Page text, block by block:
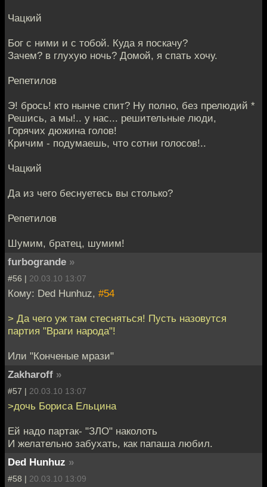
Чацкий
Бог с ними и с тобой. Куда я поскачу?
Зачем? в глухую ночь? Домой, я спать хочу.
Репетилов
Э! брось! кто нынче спит? Ну полно, без прелюдий *
Решись, а мы!.. у нас... решительные люди,
Горячих дюжина голов!
Кричим - подумаешь, что сотни голосов!..
Чацкий
Да из чего беснуетесь вы столько?
Репетилов
Шумим, братец, шумим!
furbogrande »
#56 | 20.03.10 13:07
Кому: Ded Hunhuz, #54
> Да чего уж там стесняться! Пусть назовутся
партия "Враги народа"!
Или "Конченые мрази"
Zakharoff »
#57 | 20.03.10 13:07
>дочь Бориса Ельцина
Ей надо партак- "ЗЛО" наколоть
И желательно забухать, как папаша любил.
Ded Hunhuz »
#58 | 20.03.10 13:09